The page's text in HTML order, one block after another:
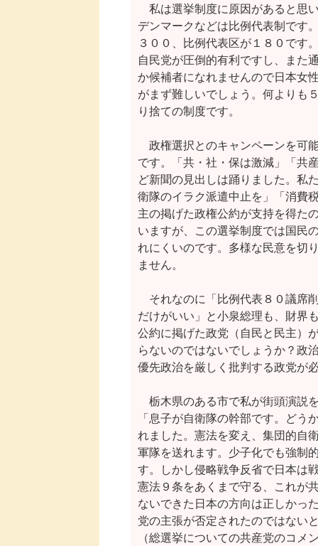
私は選挙制度に原因があると思
デンマークなどは比例代表制です
３００、比例代表区が１８０です
自民党が圧倒的有利ですし、また
か候補者になれませんので日本女
がまず難しいでしょう。何よりも
り捨ての制度です。
政権選択とのキャンペーンを可
です。「共・社・保は激減」「共
ど新聞の見出しは踊りました。私
衛隊のイラク派遣中止を」「消費
主の掲げた政権公約が支持を得た
いますが、この選挙制度では国民
れにくいのです。多様な民意を切
ません。
それなのに「比例代表８０議席
だけがいい」と小泉総理も、財界
公約に掲げた政党（自民と民主）
らないのではないでしょうか？政
優先政治を厳しく批判する政党が
栃木県のある市で私が街頭演説
「息子が自衛隊の幹部です。どう
れました。憲法を変え、集団的自
軍隊を送れます。少子化でも強制
す。しかし侵略戦争反省で日本は
憲法９条をあくまで守る、これが
ないできた日本の方向は正しかっ
党の主張が否定されたのではない
（総選挙についての共産党のコメ